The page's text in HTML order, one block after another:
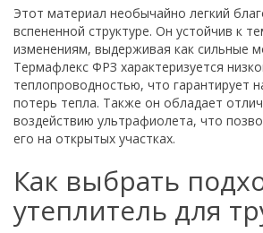
Этот материал необычайно легкий
вспененной структуре. Он устойчив к
изменениям, выдерживая как сильные
Термафлекс ФРЗ характеризуется
теплопроводностью, что гарантирует
потерь тепла. Также он обладает
воздействию ультрафиолета, что
его на открытых участках.
Как выбрать
утеплитель для